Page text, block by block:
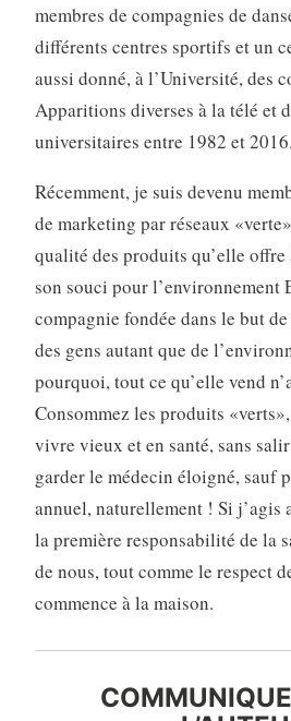
membres de compagnies de
différents centres sportifs et un
aussi donné, à l’Université, des
Apparitions diverses à la télé et
universitaires entre 1982 et 2016.
Récemment, je suis devenu
de marketing par réseaux
qualité des produits qu’elle
son souci pour l’environnement
compagnie fondée dans le but
des gens autant que de
pourquoi, tout ce qu’elle vend
Consommez les produits
vivre vieux et en santé, sans
garder le médecin éloigné, sauf
annuel, naturellement ! Si j’agis
la première responsabilité de la
de nous, tout comme le respect
commence à la maison.